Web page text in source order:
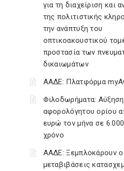
για τη διαχείριση και
της πολιτιστικής
την ανάπτυξη του
οπτικοακουστικού
προστασία των
δικαιωμάτων
ΑΑΔΕ: Πλατφόρμα
Φιλοδωρήματα:
αφορολόγητου ορίου
ευρώ τον μήνα σε
χρόνο
ΑΑΔΕ: Ξεμπλοκάρουν
μεταβιβάσεις